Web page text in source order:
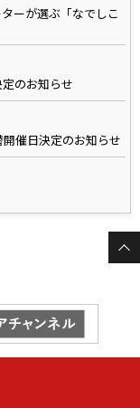
ーが選ぶ「なでしこ
のお知らせ
催日決定のお知らせ